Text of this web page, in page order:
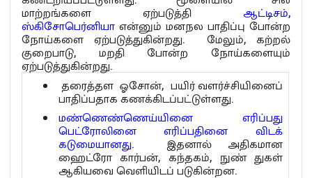
மாற்றங்களை ஏற்படுத்தி ஆட்டிசம்,
ஸ்கிசோபெர்னியா என்னும் மனநல பாதிப்பு போன்ற
நோய்களை ஏற்படுத்துகின்றது. மேலும், கற்றல்
குறைபாடு, மறதி போன்ற நோய்களையும்
ஏற்படுத்துகின்றது.
தரைத்தள ஓசோன், பயிர் வளர்ச்சியினைப்
பாதிப்பதாக கணக்கிடப்பட்டுள்ளது.
மண்ணெண்ணெய்யினை எரிப்பது
பெட்ரோலினை எரிப்பதினை விடக்
கடுமையானது.
இதனால் அதிகமான
ஹைட்ரோ கார்பன், கந்தகம், நுண் துகள்
ஆகியவை வெளியிடப் படுகின்றன.